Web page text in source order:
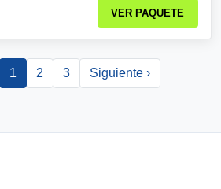
VER PAQUETE
1 2 3 Siguiente ›